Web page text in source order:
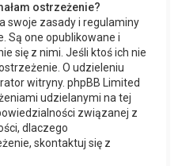
ostrzeżenie?
swoje zasady i regulaminy
Są one opublikowane i
się z nimi. Jeśli ktoś ich nie
O udzieleniu
witryny. phpBB Limited
udzielanymi na tej
związanej z
dlaczego
skontaktuj się z